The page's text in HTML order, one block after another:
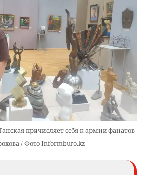
причисляет себя к армии фанатов
/ Фото Informburo.kz